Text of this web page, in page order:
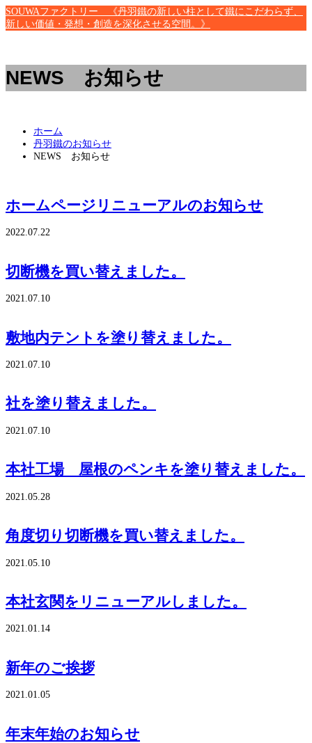
SOUWAファクトリー 《丹羽鐵の新しい柱として鐵にこだわらず、
新しい価値・発想・創造を深化させる空間。》
NEWS お知らせ
ホーム
丹羽鐵のお知らせ
NEWS お知らせ
ホームページリニューアルのお知らせ
2022.07.22
切断機を買い替えました。
2021.07.10
敷地内テントを塗り替えました。
2021.07.10
社を塗り替えました。
2021.07.10
本社工場 屋根のペンキを塗り替えました。
2021.05.28
角度切り切断機を買い替えました。
2021.05.10
本社玄関をリニューアルしました。
2021.01.14
新年のご挨拶
2021.01.05
年末年始のお知らせ